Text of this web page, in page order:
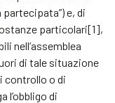
e, di
particolari[1],
nell’assemblea
di tale situazione
controllo o di
l’obbligo di